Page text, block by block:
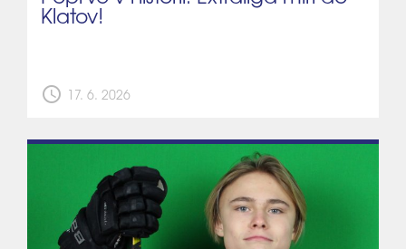
Klatov!
schedule 17. 6. 2026